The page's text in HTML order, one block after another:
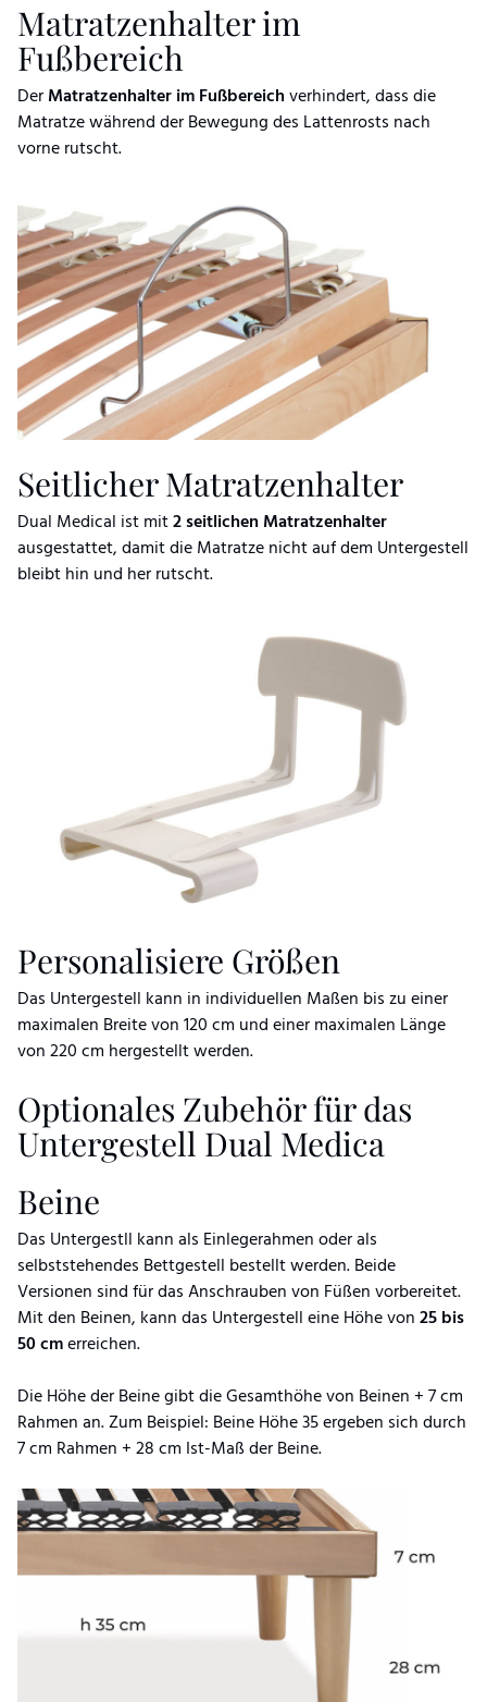
Matratzenhalter im
Fußbereich
DerMatratzenhalter im Fußbereichverhindert, dass die
Matratze während der Bewegung des Lattenrosts nach
vorne rutscht.
Seitlicher Matratzenhalter
Dual Medical ist mit2 seitlichen Matratzenhalter
ausgestattet, damit die Matratze nicht auf dem Untergestell
bleibt hin und her rutscht.
Personalisiere Größen
Das Untergestell kann in individuellen Maßen bis zu einer
maximalen Breite von 120 cm und einer maximalen Länge
von 220 cm hergestellt werden.
Optionales Zubehör für das
Untergestell Dual Medica
Beine
Das Untergestll kann als Einlegerahmen oder als
selbststehendes Bettgestell bestellt werden. Beide
Versionen sind für das Anschrauben von Füßen vorbereitet.
Mit den Beinen, kann das Untergestell eine Höhe von25 bis
50 cmerreichen.
Die Höhe der Beine gibt die Gesamthöhe von Beinen + 7 cm
Rahmen an. Zum Beispiel: Beine Höhe 35 ergeben sich durch
7 cm Rahmen + 28 cm Ist-Maß der Beine.